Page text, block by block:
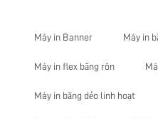
Máy in Banner Máy in
Máy in flex băng rôn
Máy in băng dẻo linh hoạt